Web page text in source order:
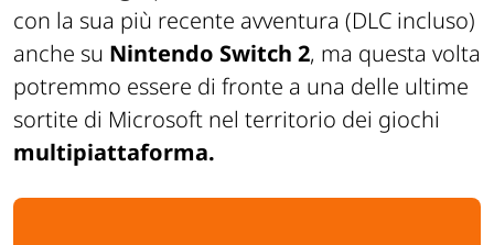
con la sua più recente avventura (DLC incluso)
anche su Nintendo Switch 2, ma questa volta
potremmo essere di fronte a una delle ultime
sortite di Microsoft nel territorio dei giochi
multipiattaforma.